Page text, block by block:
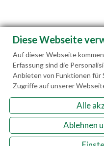
Familie Hedegger
Diese Webseite
Auf dieser Webseite
Erfassung sind die
Anbieten von Funktionen für
Zugriffe auf unserer
Alle
Ablehnen